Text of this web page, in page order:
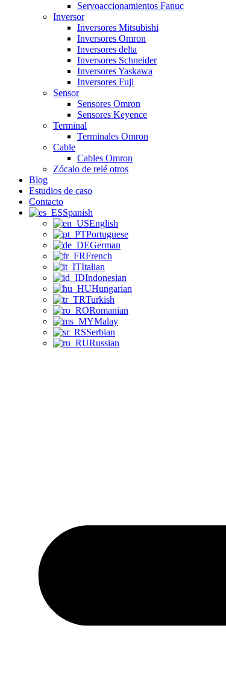
Servoaccionamientos Fanuc
Inversor
Inversores Mitsubishi
Inversores Omron
Inversores delta
Inversores Schneider
Inversores Yaskawa
Inversores Fuji
Sensor
Sensores Omron
Sensores Keyence
Terminal
Terminales Omron
Cable
Cables Omron
Zócalo de relé otros
Blog
Estudios de caso
Contacto
Spanish
English
Portuguese
German
French
Italian
Indonesian
Hungarian
Turkish
Romanian
Malay
Serbian
Russian